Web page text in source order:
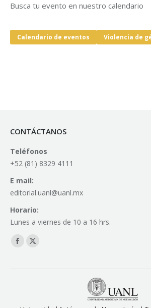
Busca tu evento en nuestro calendario
Calendario de eventos Violencia de
CONTÁCTANOS
Teléfonos
+52 (81) 8329 4111
E mail:
editorial.uanl@uanl.mx
Horario:
Lunes a viernes de 10 a 16 hrs.
Find us on:
Facebook
X